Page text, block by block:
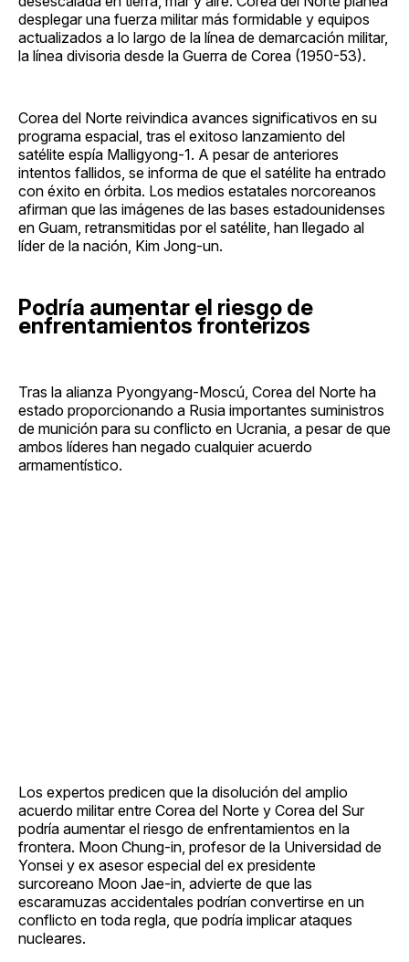
desplegar una fuerza militar más formidable y equipos
actualizados a lo largo de la línea de demarcación militar,
la línea divisoria desde la Guerra de Corea (1950-53).
Corea del Norte reivindica avances significativos en su
programa espacial, tras el exitoso lanzamiento del
satélite espía Malligyong-1. A pesar de anteriores
intentos fallidos, se informa de que el satélite ha entrado
con éxito en órbita. Los medios estatales norcoreanos
afirman que las imágenes de las bases estadounidenses
en Guam, retransmitidas por el satélite, han llegado al
líder de la nación, Kim Jong-un.
Podría aumentar el riesgo de
enfrentamientos fronterizos
Tras la alianza Pyongyang-Moscú, Corea del Norte ha
estado proporcionando a Rusia importantes suministros
de munición para su conflicto en Ucrania, a pesar de que
ambos líderes han negado cualquier acuerdo
armamentístico.
Los expertos predicen que la disolución del amplio
acuerdo militar entre Corea del Norte y Corea del Sur
podría aumentar el riesgo de enfrentamientos en la
frontera. Moon Chung-in, profesor de la Universidad de
Yonsei y ex asesor especial del ex presidente
surcoreano Moon Jae-in, advierte de que las
escaramuzas accidentales podrían convertirse en un
conflicto en toda regla, que podría implicar ataques
nucleares.